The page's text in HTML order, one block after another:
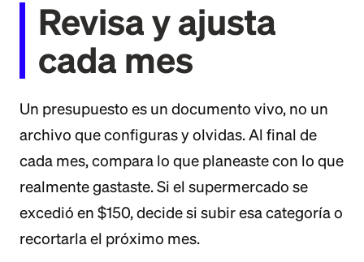
Revisa y ajusta
cada mes
Un presupuesto es un documento vivo, no un
archivo que configuras y olvidas. Al final de
cada mes, compara lo que planeaste con lo que
realmente gastaste. Si el supermercado se
excedió en $150, decide si subir esa categoría o
recortarla el próximo mes.